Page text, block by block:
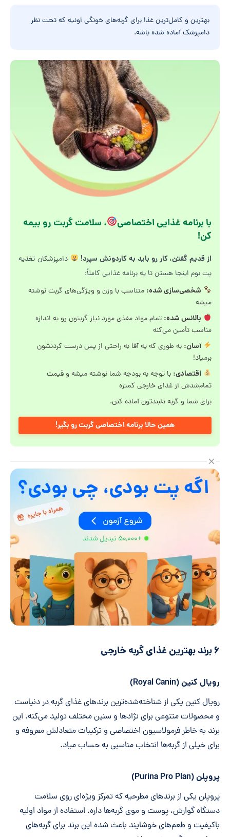
بهترین و کامل‌ترین غذا برای گربه‌های خونگی اونیه که تحت نظر
دامپزشک آماده شده باشه.
با برنامه غذایی اختصاصی
، سلامت گربت رو بیمه
کن!
از قدیم گفتن، کار رو باید به کاردونش سپرد!
دامپزشکان تغذیه
پت بوم اینجا هستن تا یه برنامه غذایی کاملاً:
شخصی‌سازی شده: متناسب با وزن و ویژگی‌های گربت نوشته
میشه
بالانس شده: تمام مواد مغذی مورد نیاز گربتون رو به اندازه
مناسب تأمین می‌کنه
آسان: به طوری که یه آقا به راحتی از پس درست کردنشون
برمیاد!
اقتصادی: با توجه به بودجه شما نوشته میشه و قیمت
تمام‌شدش از غذای خارجی کمتره
برای شما و گربه دلبندتون آماده کنن.
همین حالا برنامه اختصاصی گربت رو بگیر!
۶ برند بهترین غذای گربه خارجی
رویال کنین (Royal Canin)
رویال کنین یکی از شناخته‌شده‌ترین برندهای غذای گربه در دنیاست
و محصولات متنوعی برای نژادها و سنین مختلف تولید می‌کنه. این
برند به خاطر فرمولاسیون اختصاصی و ترکیبات متعادلش معروفه و
برای خیلی از گربه‌ها انتخاب مناسبی به حساب میاد.
پروپلن (Purina Pro Plan)
پروپلن یکی از برندهای مطرحیه که تمرکز ویژه‌ای روی سلامت
دستگاه گوارش، پوست و موی گربه‌ها داره. استفاده از مواد اولیه
باکیفیت و طعم‌های خوشایند باعث شده این برند برای گربه‌های